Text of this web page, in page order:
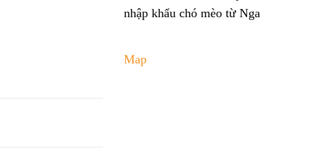
nhập khẩu chó mèo từ Nga
Map